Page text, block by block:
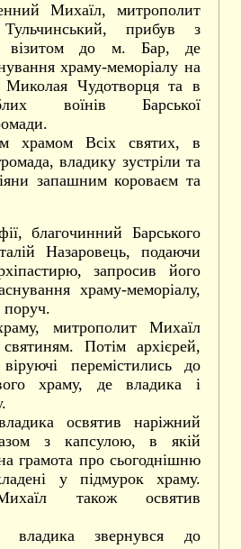
Михаїл, митрополит
прибув з
візитом до м. Бар, де
храму-меморіалу на
Миколая Чудотворця та в
воїнів Барської
храмом Всіх святих, в
владику зустріли та
запашним короваєм та
благочинний Барського
Назаровець, подаючи
запросив його
храму-меморіалу,
поруч.
митрополит Михаїл
Потім архієрей,
перемістились до
храму, де владика і
освятив наріжний
з капсулою, в якій
грамота про сьогоднішню
у підмурок храму.
також освятив
владика звернувся до